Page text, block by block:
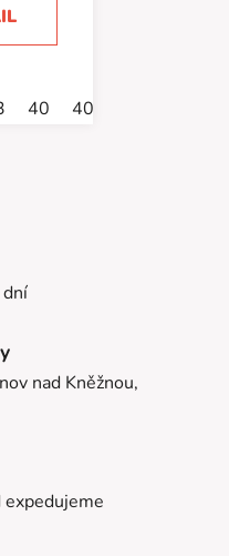
40 40 2/3
nad Kněžnou,
expedujeme